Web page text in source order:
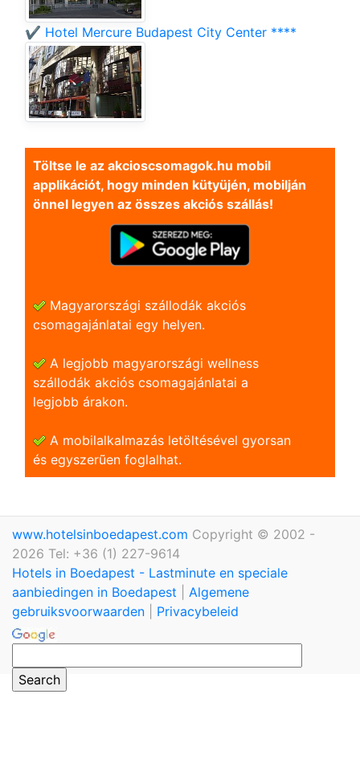
✔️ Hotel Mercure Budapest City Center ****
Töltse le az akcioscsomagok.hu mobil
applikációt, hogy minden kütyüjén, mobilján
önnel legyen az összes akciós szállás!
Magyarországi szállodák akciós
csomagajánlatai egy helyen.
A legjobb magyarországi wellness
szállodák akciós csomagajánlatai a
legjobb árakon.
A mobilalkalmazás letöltésével gyorsan
és egyszerũen foglalhat.
www.hotelsinboedapest.com Copyright © 2002 -
2026 Tel: +36 (1) 227-9614
Hotels in Boedapest - Lastminute en speciale
aanbiedingen in Boedapest
Algemene
gebruiksvoorwaarden
Privacybeleid